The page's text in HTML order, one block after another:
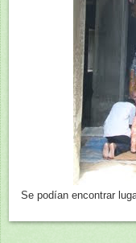
Se podían encontrar